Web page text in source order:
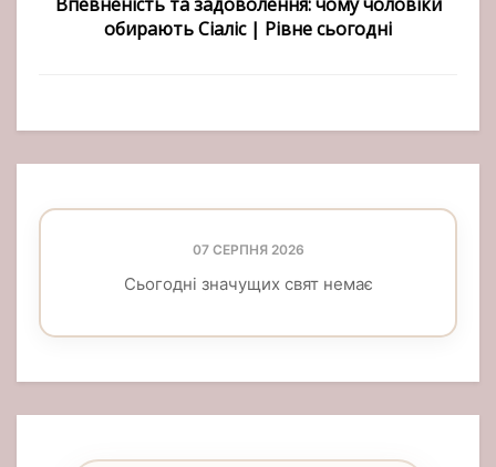
обирають Сіаліс | Рівне сьогодні
07 СЕРПНЯ 2026
Сьогодні значущих свят немає